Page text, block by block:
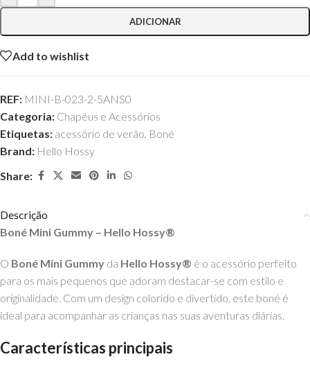
ADICIONAR
Add to wishlist
REF: MINI-B-023-2-5ANS0
Categoria: Chapéus e Acessórios
Etiquetas: acessório de verão, Boné
Brand: Hello Hossy
Share:
Descrição
Boné Mini Gummy – Hello Hossy®
O Boné Mini Gummy da Hello Hossy® é o acessório perfeito
para os mais pequenos que adoram destacar-se com estilo e
originalidade. Com um design colorido e divertido, este boné é
ideal para acompanhar as crianças nas suas aventuras diárias.
Características principais